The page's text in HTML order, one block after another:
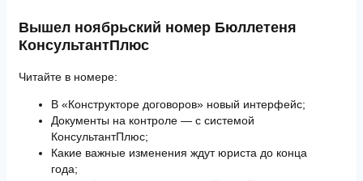
Вышел ноябрьский номер Бюллетеня
КонсультантПлюс
Читайте в номере:
В «Конструкторе договоров» новый интерфейс;
Документы на контроле — с системой
КонсультантПлюс;
Какие важные изменения ждут юриста до конца
года;